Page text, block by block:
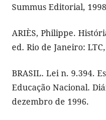
Summus Editorial,
ARIÈS, Philippe.
ed. Rio de Janeiro:
BRASIL. Lei n. 9.394.
Educação Nacional.
dezembro de 1996.